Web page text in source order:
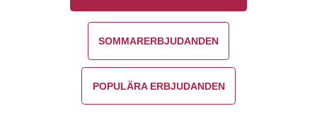
SOMMARERBJUDANDEN
POPULÄRA ERBJUDANDEN